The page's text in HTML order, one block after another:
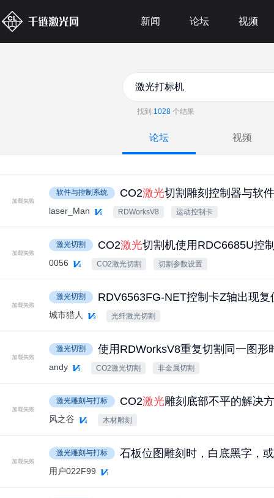
新闻 论坛 视频
找到 1028 个结果
论坛 视频
软件与控制系统 CO2激光切割雕刻控制器与软
laser_Man RDWorksV8 运动控制卡
激光切割 CO2激光切割机使用RDC6685U控
0056 CO2激光切割 切割参数设置
激光切割 RDV6563FG-NET控制卡Z轴出现复
城市猎人 光纤激光切割
激光切割 使用RDWorksV8重复切割同一图形
andy CO2激光切割 非金属切割
激光雕刻与打标 CO2激光雕刻底部不平的解决
风之谷 木材雕刻
激光雕刻与打标
石板位图雕刻时，白底黑字，
用户022F99